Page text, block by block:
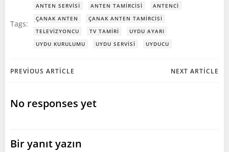
Tags:
ANTEN SERVISI ANTEN TAMIRCISI
ANTENCI
ÇANAK ANTEN
ÇANAK ANTEN TAMIRCISI
TELEVIZYONCU
TV TAMIRI
UYDU AYARI
UYDU KURULUMU
UYDU SERVISI UYDUCU
Post
navigation
PREVIOUS ARTICLE NEXT ARTICLE
No responses yet
Bir yanıt yazın